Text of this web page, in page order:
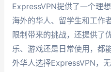
ExpressVPN提供了一个理
海外的华人、留学生和工作
限制带来的挑战，还提供了
乐、游戏还是日常使用，都
外华人选择ExpressVPN，